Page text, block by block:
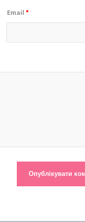
Email*